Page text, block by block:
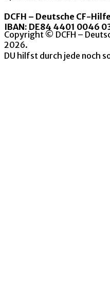
DCFH – Deutsche CF-
IBAN: DE84 4401 0046
Copyright © DCFH –
2026.
DU hilfst durch jede noch